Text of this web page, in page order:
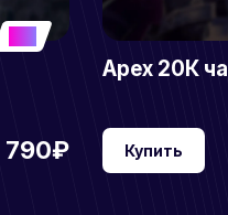
790₽
Apex 20К
Купить